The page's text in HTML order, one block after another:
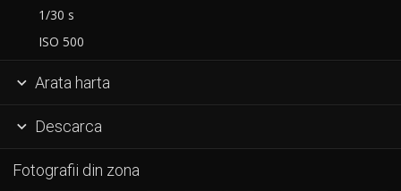
1/30 s
ISO 500
 Arata harta
 Descarca
Fotografii din zona